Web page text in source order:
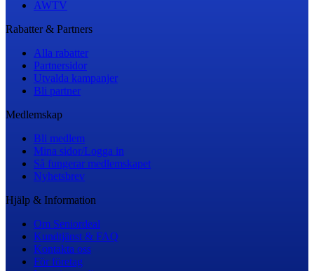
AWTV
Rabatter & Partners
Alla rabatter
Partnersidor
Utvalda kampanjer
Bli partner
Medlemskap
Bli medlem
Mina sidor/Logga in
Så fungerar medlemskapet
Nyhetsbrev
Hjälp & Information
Om Seniordeal
Kundtjänst & FAQ
Kontakta oss
För företag